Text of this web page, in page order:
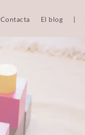
Contacta El blog |